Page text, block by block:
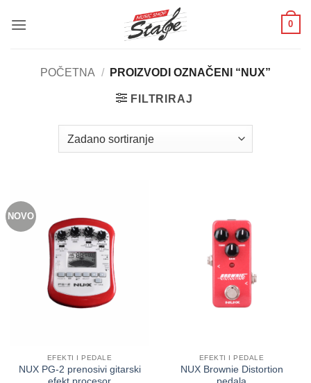
0
POČETNA / PROIZVODI OZNAČENI “NUX”
FILTRIRAJ
NOVO
EFEKTI I PEDALE
NUX PG-2 prenosivi gitarski
EFEKTI I PEDALE
NUX Brownie Distortion